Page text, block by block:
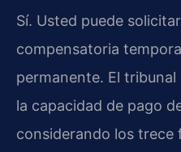
Sí. Usted puede
compensatoria
permanente. El
la capacidad de pago
considerando los trece